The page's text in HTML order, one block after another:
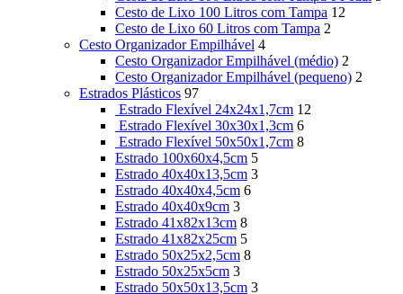
Cesto de Lixo 100 Litros com Tampa 12
Cesto de Lixo 60 Litros com Tampa 2
Cesto Organizador Empilhável 4
Cesto Organizador Empilhável (médio) 2
Cesto Organizador Empilhável (pequeno) 2
Estrados Plásticos 97
Estrado Flexível 24x24x1,7cm 12
Estrado Flexível 30x30x1,3cm 6
Estrado Flexível 50x50x1,7cm 8
Estrado 100x60x4,5cm 5
Estrado 40x40x13,5cm 3
Estrado 40x40x4,5cm 6
Estrado 40x40x9cm 3
Estrado 41x82x13cm 8
Estrado 41x82x25cm 5
Estrado 50x25x2,5cm 8
Estrado 50x25x5cm 3
Estrado 50x50x13,5cm 3